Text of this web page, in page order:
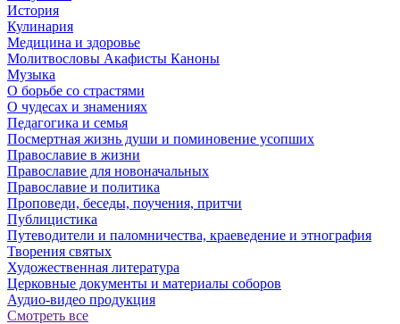
История
Кулинария
Медицина и здоровье
Молитвословы Акафисты Каноны
Музыка
О борьбе со страстями
О чудесах и знамениях
Педагогика и семья
Посмертная жизнь души и поминовение усопших
Православие в жизни
Православие для новоначальных
Православие и политика
Проповеди, беседы, поучения, притчи
Публицистика
Путеводители и паломничества, краеведение и этнография
Творения святых
Художественная литература
Церковные документы и материалы соборов
Аудио-видео продукция
Смотреть все